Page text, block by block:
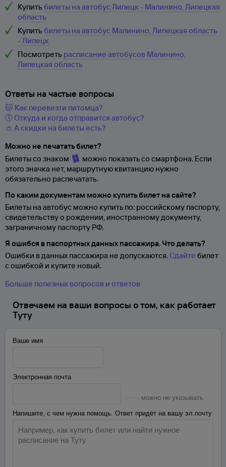
Купить билеты на автобус Липецк - Малинино, Липецкая
область
Купить билеты на автобус Малинино, Липецкая область
- Липецк
Посмотреть расписание автобусов Малинино,
Липецкая область
Ответы на частые вопросы
🐱 Как перевезти питомца?
🕔 Откуда и когда отправится автобус?
👛 А скидки на билеты есть?
Можно не печатать билет?
Билеты со знаком
можно показать со смартфона. Если
этого значка нет, маршрутную квитанцию нужно
обязательно распечатать.
По каким документам можно купить билет на сайте?
Билеты на автобус можно купить по: российскому паспорту,
свидетельству о рождении, иностранному документу,
заграничному паспорту РФ.
Я ошибся в паспортных данных пассажира. Что делать?
Ошибки в данных пассажира не допускаются. Сдайте билет
с ошибкой и купите новый.
Больше полезных вопросов и ответов
Отвечаем на ваши вопросы о том, как работает
Туту
Ваше имя
Электронная почта
можно не указывать
Напишите, с чем нужна помощь. Ответ придёт на вашу эл.почту